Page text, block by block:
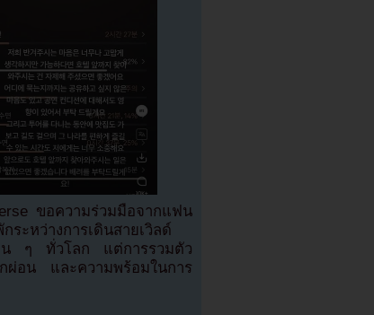
ขอความร่วมมือจากแฟน
ระหว่างการเดินสายเวิลด์
น ๆ ทั่วโลก แต่การรวมตัว
ผ่อน และความพร้อมในการ